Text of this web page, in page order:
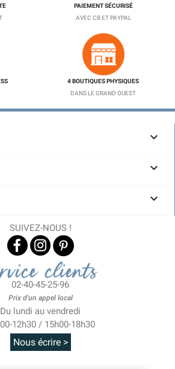
PAIEMENT SÉCURISÉ
AVEC CB ET PAYPAL
4 BOUTIQUES PHYSIQUES
DANS LE GRAND OUEST



SUIVEZ-NOUS !
clients
02-40-45-25-96
Prix d'un appel local
Du lundi au vendredi
12h30 / 15h00-18h30
Nous écrire >